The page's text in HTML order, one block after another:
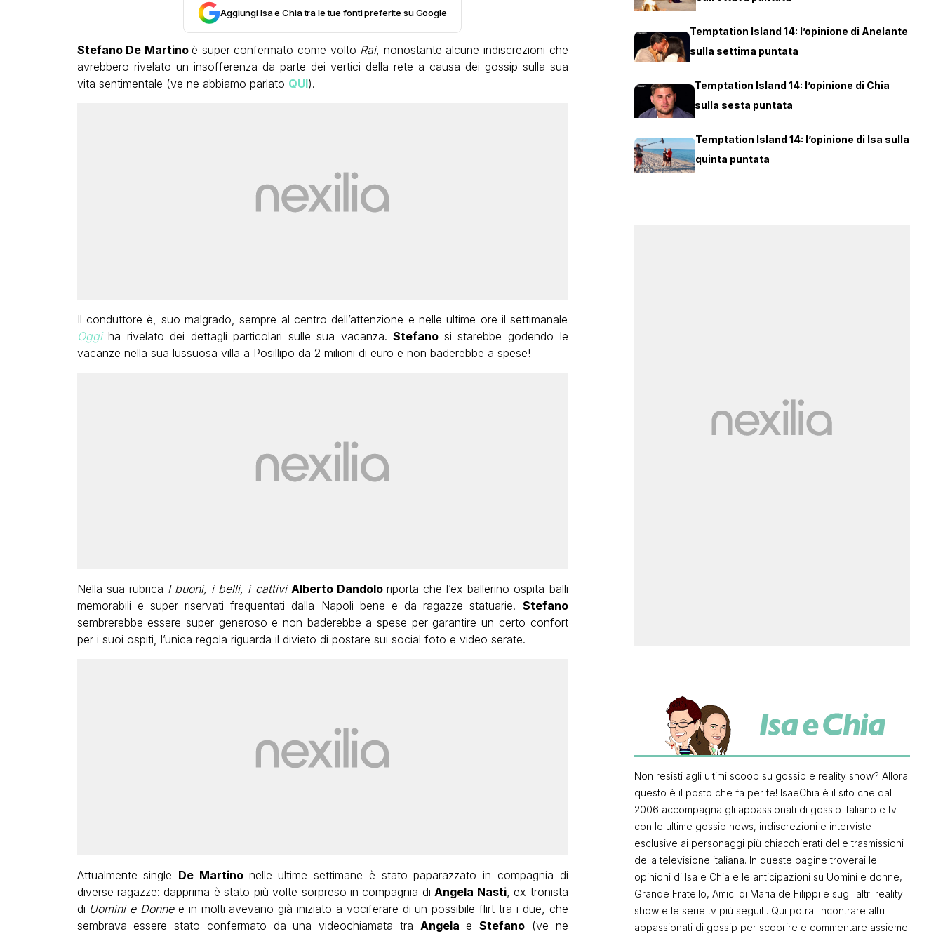
Aggiungi Isa e Chia tra le tue fonti preferite su Google
Stefano De Martinoè super confermato come volto Rai, nonostante alcune indiscrezioni che
avrebbero rivelato un insofferenza da parte dei vertici della rete a causa dei gossip sulla sua
vita sentimentale (ve ne abbiamo parlato QUI).
Il conduttore è, suo malgrado, sempre al centro dell’attenzione e nelle ultime ore il settimanale
Oggi ha rivelato dei dettagli particolari sulle sua vacanza.Stefano si starebbe godendo le
vacanze nella sua lussuosa villa a Posillipo da 2 milioni di euro e non baderebbe a spese!
Nella sua rubrica I buoni, i belli, i cattivi Alberto Dandolo riporta che l’ex ballerino ospita balli
memorabili e super riservati frequentati dalla Napoli bene e da ragazze statuarie. Stefano
sembrerebbe essere super generoso e non baderebbe a spese per garantire un certo confort
per i suoi ospiti, l’unica regola riguarda il divieto di postare sui social foto e video serate.
Attualmente single De Martino nelle ultime settimane è stato paparazzato in compagnia di
diverse ragazze: dapprima è stato più volte sorpreso in compagnia di Angela Nasti, ex tronista
di Uomini e Donnee in molti avevano già iniziato a vociferare di un possibile flirt tra i due, che
sembrava essere stato confermato da una videochiamata tra Angela e Stefano (ve ne
Temptation Island 14: l’opinione di Anelante
sulla settima puntata
Temptation Island 14: l’opinione di Chia
sulla sesta puntata
Temptation Island 14: l’opinione di Isa sulla
quinta puntata
Non resisti agli ultimi scoop su gossip e reality show? Allora
questo è il posto che fa per te! IsaeChia è il sito che dal
2006 accompagna gli appassionati di gossip italiano e tv
con le ultime gossip news, indiscrezioni e interviste
esclusive ai personaggi più chiacchierati delle trasmissioni
della televisione italiana. In queste pagine troverai le
opinioni di Isa e Chia e le anticipazioni su Uomini e donne,
Grande Fratello, Amici di Maria de Filippi e sugli altri reality
show e le serie tv più seguiti. Qui potrai incontrare altri
appassionati di gossip per scoprire e commentare assieme